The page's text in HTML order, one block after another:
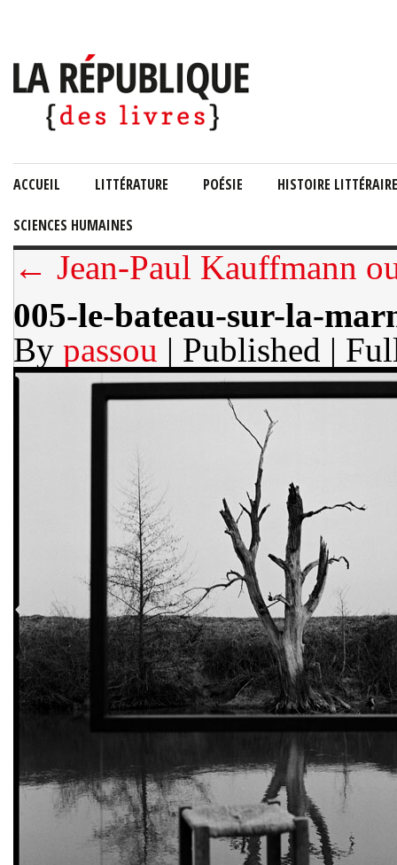
ACCUEIL LITTÉRATURE POÉSIE HISTOIRE LITTÉRAIRE
SCIENCES HUMAINES
← Jean-Paul Kauffmann
005-le-bateau-sur-la-
By passou | Published |